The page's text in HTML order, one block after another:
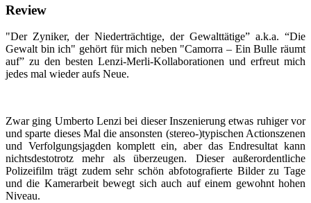
Review
"Der Zyniker, der Niederträchtige, der Gewalttätige” a.k.a. “Die
Gewalt bin ich" gehört für mich neben "Camorra – Ein Bulle räumt
auf” zu den besten Lenzi-Merli-Kollaborationen und erfreut mich
jedes mal wieder aufs Neue.
Zwar ging Umberto Lenzi bei dieser Inszenierung etwas ruhiger vor
und sparte dieses Mal die ansonsten (stereo-)typischen Actionszenen
und Verfolgungsjagden komplett ein, aber das Endresultat kann
nichtsdestotrotz mehr als überzeugen. Dieser außerordentliche
Polizeifilm trägt zudem sehr schön abfotografierte Bilder zu Tage
und die Kamerarbeit bewegt sich auch auf einem gewohnt hohen
Niveau.